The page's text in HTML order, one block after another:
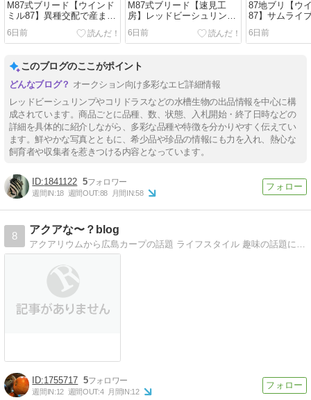
M87式ブリード【ウインド
ミル87】異種交配で産まれ
たビーシュリンプ 20匹(レ
ッドビーxサムライブルー)
6日前
M87式ブリード【速見工
房】レッドビーシュリンプ
20匹 モスラを出品中です‼
6日前
87地ブリ【ウ
87】サムライ
ンプ 10匹 ク
出品中です‼
6日前
このブログのここがポイント
オークション向け多彩なエビ詳細情報
レッドビーシュリンプやコリドラスなどの水槽生物の出品情報を中心に構
成されています。商品ごとに品種、数、状態、入札開始・終了日時などの
詳細を具体的に紹介しながら、多彩な品種や特徴を分かりやすく伝えてい
ます。鮮やかな写真とともに、希少品や珍品の情報にも力を入れ、熱心な
飼育者や収集者を惹きつける内容となっています。
1841122 5
週間IN:18 週間OUT:88 月間IN:58
8
アクアな〜？blog
アクアリウムから広島カープの話題 ライフスタイル 趣味の話題に、、、etcそんなブログです。
1755717 5
週間IN:12 週間OUT:4 月間IN:12